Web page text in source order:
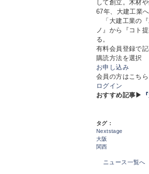
して創立。木材
67年、大建工業
「大建工業の『
ノ』から『コト
る。
有料会員登録で
購読方法を選択
お申し込み
会員の方はこちら
ログイン
おすすめ記事▶
タグ：
Nextstage
大阪
関西
ニュース一覧へ